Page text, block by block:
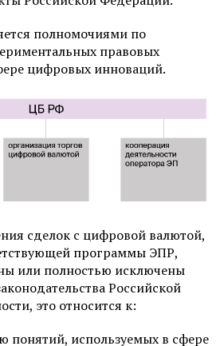
полномочиями по
правовых
цифровых инноваций.
сделок с цифровой валютой,
программы ЭПР,
или полностью исключены
Российской
это относится к:
понятий, используемых в сфере